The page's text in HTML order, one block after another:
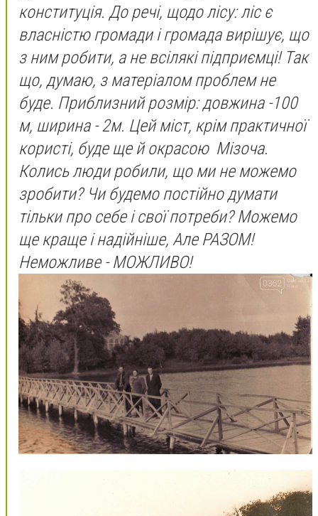
конституція. До речі, щодо лісу: ліс є
власністю громади і громада вирішує, що
з ним робити, а не всілякі підприємці! Так
що, думаю, з матеріалом проблем не
буде. Приблизний розмір: довжина -100
м, ширина - 2м. Цей міст, крім практичної
користі, буде ще й окрасою Мізоча.
Колись люди робили, що ми не можемо
зробити? Чи будемо постійно думати
тільки про себе і свої потреби? Можемо
ще краще і надійніше, Але РАЗОМ!
Неможливе - МОЖЛИВО!